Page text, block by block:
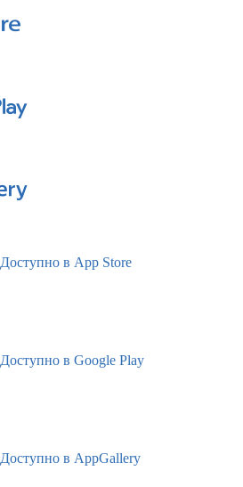
Доступно в App Store
Доступно в Google Play
Доступно в AppGallery